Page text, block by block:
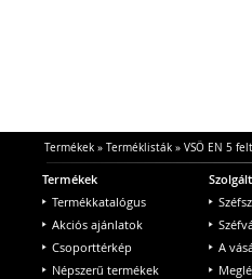
Termékek» Terméklisták» VSÖ EN 5
Termékek
Termékkatalógus
Akciós ajánlatok
Csoporttérkép
Népszerű termékek
A